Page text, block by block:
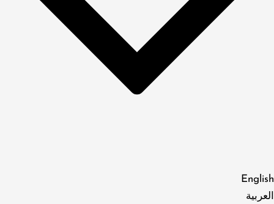
English
العربية